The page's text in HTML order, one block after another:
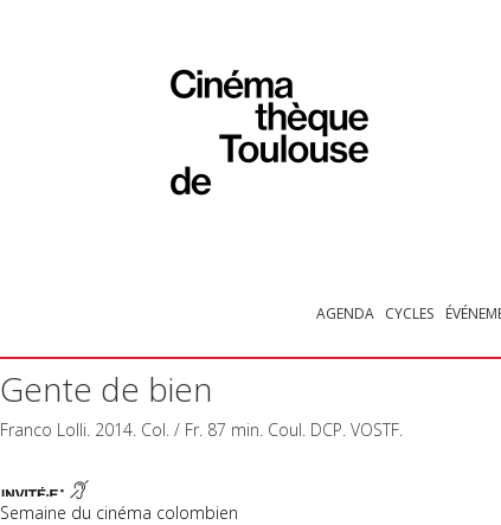
AGENDA CYCLES
Gente de bien
Franco Lolli. 2014. Col. / Fr. 87 min. Coul. DCP. VOSTF.
Semaine du cinéma colombien